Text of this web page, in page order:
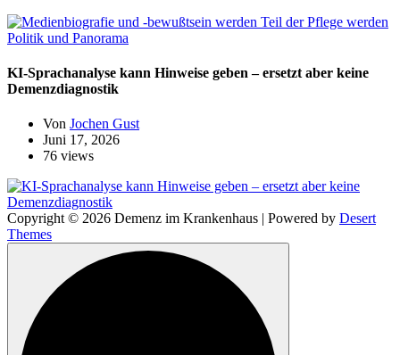
Politik und Panorama
KI-Sprachanalyse kann Hinweise geben – ersetzt aber keine
Demenzdiagnostik
Von Jochen Gust
Juni 17, 2026
76 views
Copyright © 2026 Demenz im Krankenhaus | Powered by Desert
Themes